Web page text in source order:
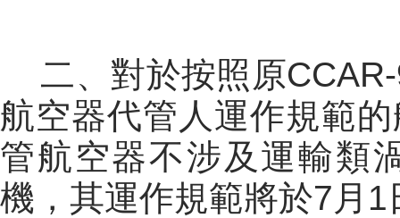
二、 對於按照原
航空器代管人運作規範
管航空器不涉及 運輸類
機， 其運作規範將於7月